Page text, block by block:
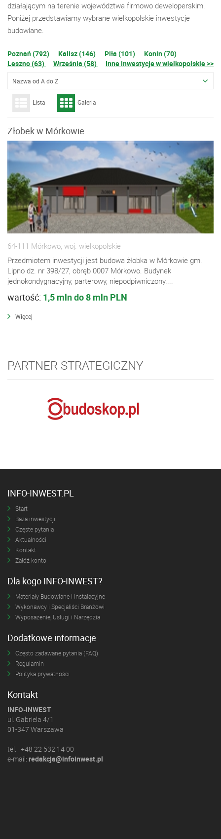
działającym na terenie województwa firmowo deweloperskim.
Poniżej przedstawiamy wybrane wielkopolskie inwestycje
budowlane.
Poznań (792) Kalisz (146) Piła (101)
Konin (70)
Leszno (63)
Września (58) Inne inwestycje w wielkopolskie >>
Nazwa od A do Z
Lista Galeria
Żłobek w Mórkowie
64-111 Mórkowo, woj. wielkopolskie
Przedmiotem inwestycji jest budowa żłobka w Mórkowie gm.
Lipno dz. nr 398/27, obręb 0007 Mórkowo. Budynek
jednokondygnacyjny, parterowy, niepodpiwniczony....
wartość: 1,5 mln do 8 mln PLN
Więcej
PARTNER STRATEGICZNY
INFO-INWEST.PL
Start
Baza inwestycji
Częste pytania
Aktualności
Kontakt
Załóż konto
Dla kogo INFO-INWEST?
Materiały Budowlane i Instalacyjne
Wykonawcy i Specjaliści Branżowi
Wyposażenie, Usługi i Narzędzia
Dodatkowe informacje
Często zadawane pytania (FAQ)
Regulamin
Polityka prywatności
Kontakt
INFO-INWEST
ul. Gabriela 4/1
01-347 Warszawa
tel. +48 22 532 14 00
e-mail: redakcja@infoinwest.pl